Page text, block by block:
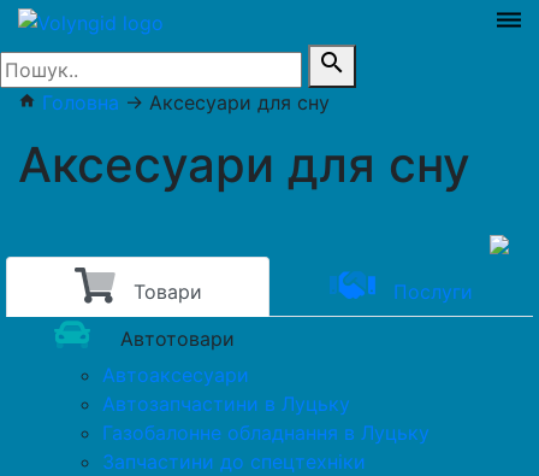
dehaze
search
home Головна → Аксесуари для сну
Аксесуари для сну
Товари
Послуги
Автотовари
Автоаксесуари
Автозапчастини в Луцьку
Газобалонне обладнання в Луцьку
Запчастини до спецтехніки